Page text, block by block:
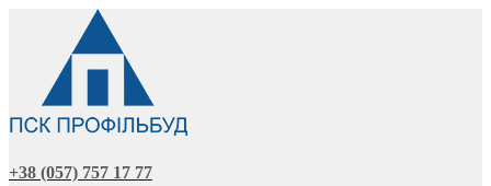
+38 (057) 757 17 77